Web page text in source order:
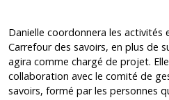
Danielle coordonnera les
Carrefour des savoirs, en plus de
agira comme chargé de projet.
collaboration avec le comité de
savoirs, formé par les personnes